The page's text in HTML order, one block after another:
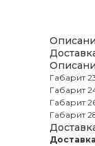
Габарит
Габарит
Габарит
Габарит
Доставка